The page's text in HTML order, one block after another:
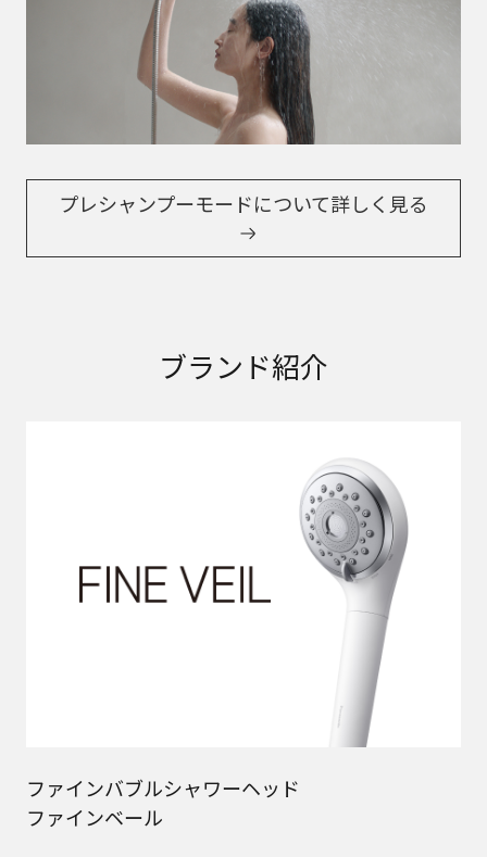
プレシャンプーモードについて詳しく見る
ブランド紹介
ファインバブルシャワーヘッド
ファインベール